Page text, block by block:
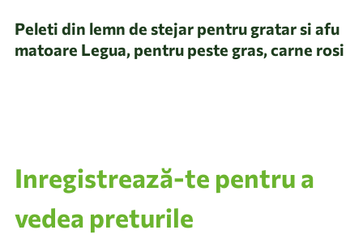
Peleti din lemn de stejar pentru gratar si afu
matoare Legua, pentru peste gras, carne rosi
Inregistrează-te pentru a
vedea preturile